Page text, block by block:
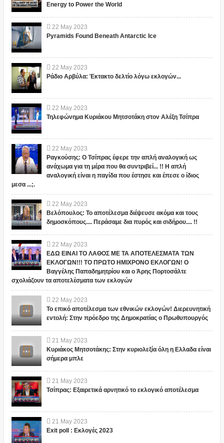
Energy to Power the World
22 May 2023
Pyramids Found Beneath Antarctic Ice
22 May 2023
Ράδιο Αρβύλα: Έκτακτο δελτίο λόγω εκλογών...
22 May 2023
Τηλεφώνημα Κυριάκου Μητσοτάκη στον Αλέξη Τσίπρα
22 May 2023
Ραγκούσης: Ο Τσίπρας έφερε την απλή αναλογική ως
ανάχωμα για τη μέρα που θα συντριβεί... !! Η απλή
αναλογική είναι η παγίδα που έστησε και έπεσε ο ίδιος
μεσα ...;.
22 May 2023
Βελόπουλος: Το αποτέλεσμα διέψευσε ακόμα και τους
δημοσκόπους.... Περάσαμε δια πυρός και σιδήρου.... !!
22 May 2023
ΕΔΩ ΕΙΝΑΙ ΤΟ ΛΑΘΟΣ ΜΕ ΤΑ ΑΠΟΤΕΛΕΣΜΑΤΑ ΤΩΝ
ΕΚΛΟΓΩΝ!!! ΤΟ ΠΡΩΤΟ ΗΜΙΧΡΟΝΟ ΕΚΛΟΓΩΝ! Ο
Βαγγέλης Παπαδημητρίου και ο Άρης Πορτοσάλτε
σχολιάζουν τα αποτελέσματα των εκλογών
22 May 2023
Το επικό αποτέλεσμα των εθνικών εκλογών! Διερευνητική
εντολή: Στην πρόεδρο της Δημοκρατίας ο Πρωθυπουργός
21 May 2023
Κυριάκος Μητσοτάκης: Στην κυριολεξία όλη η Ελλαδα είναι
σήμερα μπλε
21 May 2023
Τσίπρας: Εξαιρετικά αρνητικό το εκλογικό αποτέλεσμα
21 May 2023
Exit poll : Εκλογές 2023